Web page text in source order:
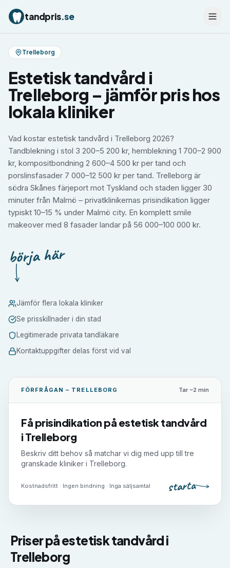
tandpris.se
Trelleborg
Estetisk tandvård i
Trelleborg – jämför pris hos
lokala kliniker
Vad kostar estetisk tandvård i Trelleborg 2026?
Tandblekning i stol 3 200–5 200 kr, hemblekning 1 700–2 900
kr, kompositbondning 2 600–4 500 kr per tand och
porslinsfasader 7 000–12 500 kr per tand. Trelleborg är
södra Skånes färjeport mot Tyskland och staden ligger 30
minuter från Malmö – privatklinikernas prisindikation ligger
typiskt 10–15 % under Malmö city. En komplett smile
makeover med 8 fasader landar på 56 000–100 000 kr.
börja här
Jämför flera lokala kliniker
Se prisskillnader i din stad
Legitimerade privata tandläkare
Kontaktuppgifter delas först vid val
FÖRFRÅGAN – TRELLEBORG Tar ~2 min
Få prisindikation på estetisk tandvård
i Trelleborg
Beskriv ditt behov så matchar vi dig med upp till tre
granskade kliniker i Trelleborg.
Kostnadsfritt · Ingen bindning · Inga säljsamtal starta
Priser påestetisk tandvårdi
Trelleborg